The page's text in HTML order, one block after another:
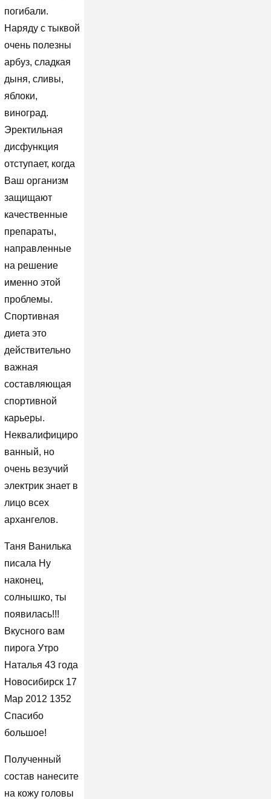
погибали.
Наряду с тыквой
очень полезны
арбуз, сладкая
дыня, сливы,
яблоки,
виноград.
Эректильная
дисфункция
отступает, когда
Ваш организм
защищают
качественные
препараты,
направленные
на решение
именно этой
проблемы.
Спортивная
диета это
действительно
важная
составляющая
спортивной
карьеры.
Неквалифициро
ванный, но
очень везучий
электрик знает в
лицо всех
архангелов.
Таня Ванилька
писала Ну
наконец,
солнышко, ты
появилась!!!
Вкусного вам
пирога Утро
Наталья 43 года
Новосибирск 17
Мар 2012 1352
Спасибо
большое!
Полученный
состав нанесите
на кожу головы